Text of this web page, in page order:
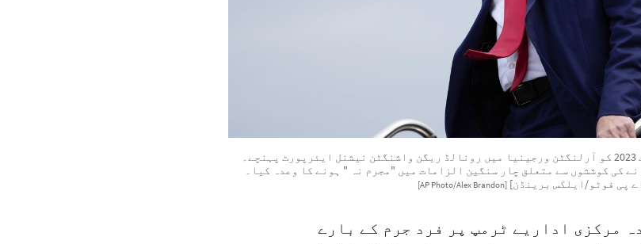
سابق صدر ڈونلڈ ٹرمپ جمعرات 3 اگست 2023 کو آرلنگٹن ورجینیا میں رونالڈ ریگن واشنگٹن نیشنل ایئرپورٹ پہنچے۔
کو پالٹانے کی کوششوں سے متعلق چار سنگین الزامات میں "مجرم نہ " ہونے کا وعدہ کیا۔
پی فوٹو/ایلکس برینڈن] [AP Photo/Alex Brandon]
مرکزی اداریے ٹرمپ پر فرد جرم کے بارے